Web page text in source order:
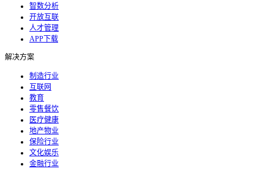
智数分析
开放互联
人才管理
APP下载
解决方案
制造行业
互联网
教育
零售餐饮
医疗健康
地产物业
保险行业
文化娱乐
金融行业